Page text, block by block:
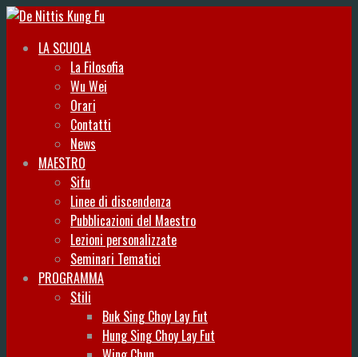
LA SCUOLA
La Filosofia
Wu Wei
Orari
Contatti
News
MAESTRO
Sifu
Linee di discendenza
Pubblicazioni del Maestro
Lezioni personalizzate
Seminari Tematici
PROGRAMMA
Stili
Buk Sing Choy Lay Fut
Hung Sing Choy Lay Fut